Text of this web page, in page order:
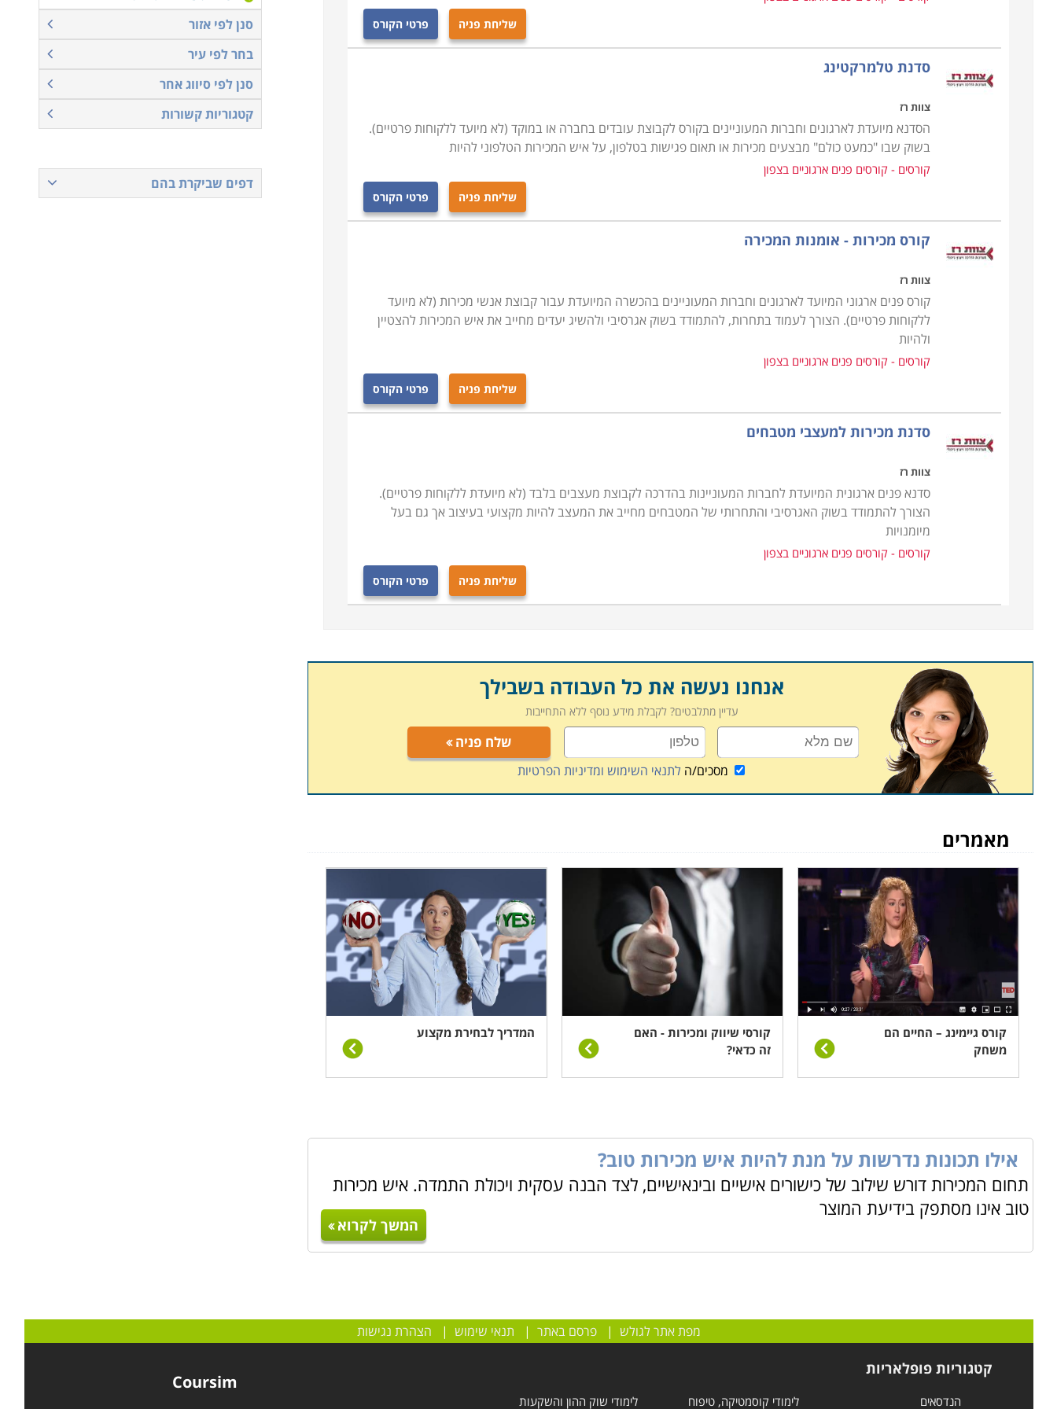
שליחת פניה פרטי הקורס
סדנת טלמרקטינג
צוות רז
הסדנא מיועדת לארגונים וחברות המעוניינים בקורס לקבוצת עובדים בחברה או במוקד (לא מיועד ללקוחות פרטיים).
בשוק שבו "כמעט כולם" מבצעים מכירות או תאום פגישות בטלפון, על איש המכירות הטלפוני להיות
קורסים - קורסים פנים ארגוניים בצפון
שליחת פניה פרטי הקורס
קורס מכירות - אומנות המכירה
צוות רז
קורס פנים ארגוני המיועד לארגונים וחברות המעוניינים בהכשרה המיועדת עבור קבוצת אנשי מכירות (לא מיועד
ללקוחות פרטיים). הצורך לעמוד בתחרות, להתמודד בשוק אגרסיבי ולהשיג יעדים מחייב את איש המכירות להצטיין
ולהיות
קורסים - קורסים פנים ארגוניים בצפון
שליחת פניה פרטי הקורס
סדנת מכירות למעצבי מטבחים
צוות רז
סדנא פנים ארגונית המיועדת לחברות המעוניינות בהדרכה לקבוצת מעצבים בלבד (לא מיועדת ללקוחות פרטיים).
הצורך להתמודד בשוק האגרסיבי והתחרותי של המטבחים מחייב את המעצב להיות מקצועי בעיצוב אך גם בעל
מיומנויות
קורסים - קורסים פנים ארגוניים בצפון
שליחת פניה פרטי הקורס
אנחנו נעשה את כל העבודה בשבילך
עדיין מתלבטים? לקבלת מידע נוסף ללא התחייבות
שלח פניה
מסכים/הלתנאי השימוש ומדיניות הפרטיות
מאמרים
קורס גיימינג – החיים הם
משחק
קורסי שיווק ומכירות - האם
זה כדאי?
המדריך לבחירת מקצוע
אילו תכונות נדרשות על מנת להיות איש מכירות טוב?
תחום המכירות דורש שילוב של כישורים אישיים ובינאישיים, לצד הבנה עסקית ויכולת התמדה. איש מכירות
טוב אינו מסתפק בידיעת המוצר
המשך לקרוא
סנן לפי אזור
בחר לפי עיר
סנן לפי סיווג אחר
קטגוריות קשורות
דפים שביקרת בהם
מפת אתר לגולש |פרסם באתר | תנאי שימוש | הצהרת נגישות
קטגוריות פופלאריות
הנדסאים לימודי קוסמטיקה, טיפוח לימודי שוק ההון והשקעות
Coursim